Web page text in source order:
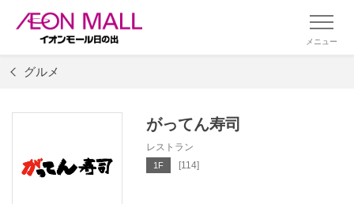
メニュー
グルメ
がってん寿司
レストラン
1F [114]